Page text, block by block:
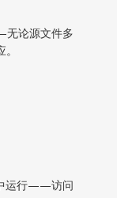
论源文件多
运行——访问